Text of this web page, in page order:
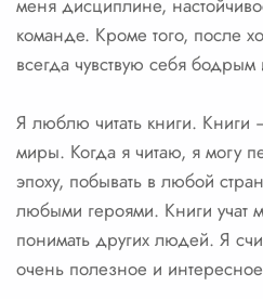
меня дисциплине,
команде. Кроме того, после
всегда чувствую себя
Я люблю читать книги. Книги
миры. Когда я читаю, я могу
эпоху, побывать в любой
любыми героями. Книги учат
понимать других людей. Я
очень полезное и